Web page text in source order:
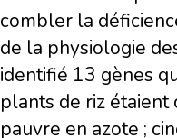
combler la
de la physiologie
identifié 13 gènes
plants de riz
pauvre en azote ;